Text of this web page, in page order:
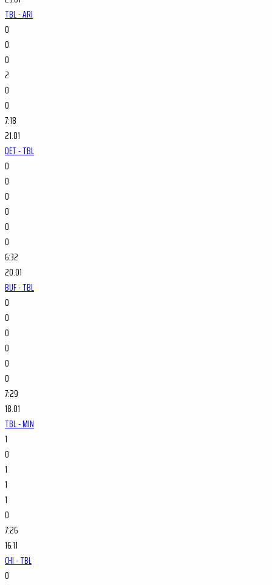
TBL - ARI
0
0
0
2
0
0
7:18
21.01
DET - TBL
0
0
0
0
0
0
6:32
20.01
BUF - TBL
0
0
0
0
0
0
7:29
18.01
TBL - MIN
1
0
1
1
1
0
7:26
16.11
CHI - TBL
0